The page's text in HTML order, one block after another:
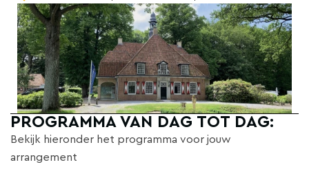
PROGRAMMA VAN DAG TOT DAG:
Bekijk hieronder het programma voor jouw
arrangement